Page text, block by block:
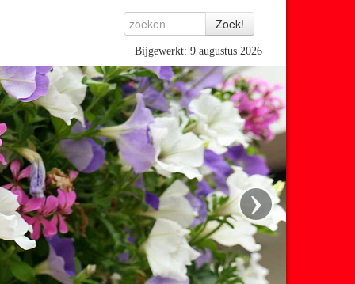
Bijgewerkt: 9 augustus 2026
›